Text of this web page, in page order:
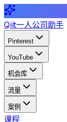
Qiit一人公司助手
Pinterest
YouTube
机会库
流量
案例
课程